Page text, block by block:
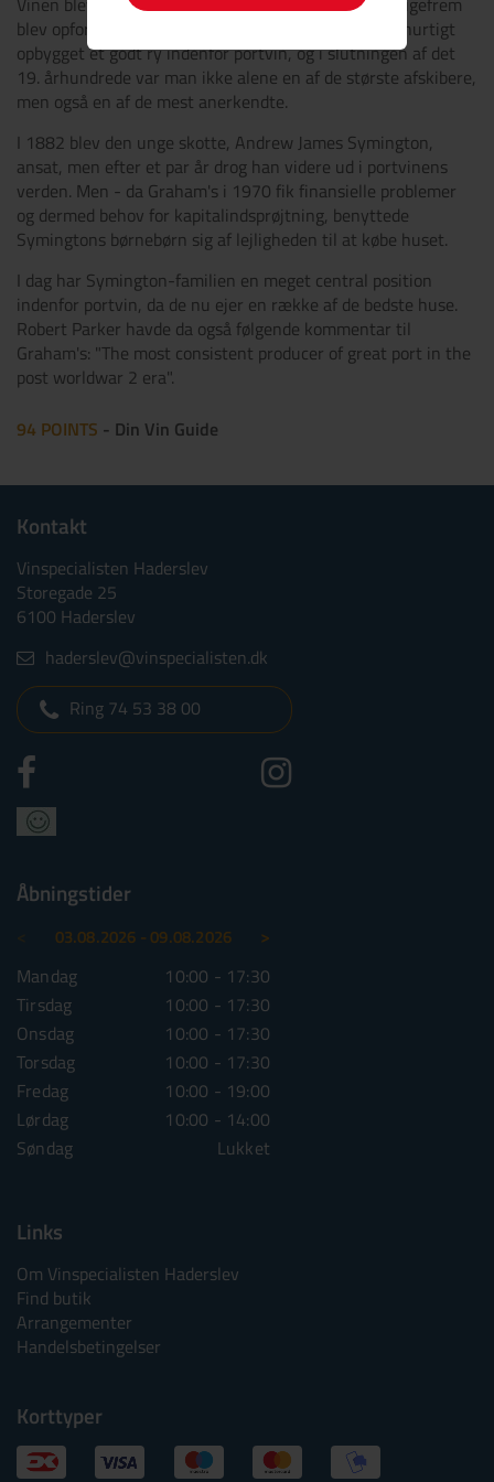
blev opfordret til at gentage handelen. Grahams fik hurtigt
opbygget et godt ry indenfor portvin, og i slutningen af det
19. århundrede var man ikke alene en af de største afskibere,
men også en af de mest anerkendte.
I 1882 blev den unge skotte, Andrew James Symington,
ansat, men efter et par år drog han videre ud i portvinens
verden. Men - da Graham's i 1970 fik finansielle problemer
og dermed behov for kapitalindsprøjtning, benyttede
Symingtons børnebørn sig af lejligheden til at købe huset.
I dag har Symington-familien en meget central position
indenfor portvin, da de nu ejer en række af de bedste huse.
Robert Parker havde da også følgende kommentar til
Graham's: "The most consistent producer of great port in the
post worldwar 2 era".
94 POINTS - Din Vin Guide
Kontakt
Vinspecialisten Haderslev
Storegade 25
6100 Haderslev
haderslev@vinspecialisten.dk
Ring 74 53 38 00
Åbningstider
>
03.08.2026 - 09.08.2026
Mandag
10:00 - 17:30
Tirsdag
10:00 - 17:30
Onsdag
10:00 - 17:30
Torsdag
10:00 - 17:30
Fredag
10:00 - 19:00
Lørdag
10:00 - 14:00
Søndag
Lukket
Links
Om Vinspecialisten Haderslev
Find butik
Arrangementer
Handelsbetingelser
Korttyper